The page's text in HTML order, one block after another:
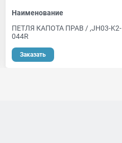
Наименование
ПЕТЛЯ КАПОТА ПРАВ / ,JH03-K2-
044R
Заказать